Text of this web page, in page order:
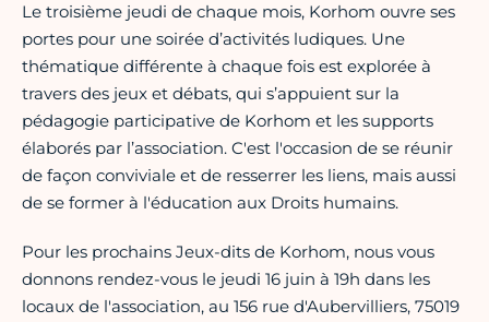
Le troisième jeudi de chaque mois, Korhom ouvre ses
portes pour une soirée d’activités ludiques. Une
thématique différente à chaque fois est explorée à
travers des jeux et débats, qui s’appuient sur la
pédagogie participative de Korhom et les supports
élaborés par l’association. C'est l'occasion de se réunir
de façon conviviale et de resserrer les liens, mais aussi
de se former à l'éducation aux Droits humains.
Pour les prochains Jeux-dits de Korhom, nous vous
donnons rendez-vous le jeudi 16 juin à 19h dans les
locaux de l'association, au 156 rue d'Aubervilliers, 75019